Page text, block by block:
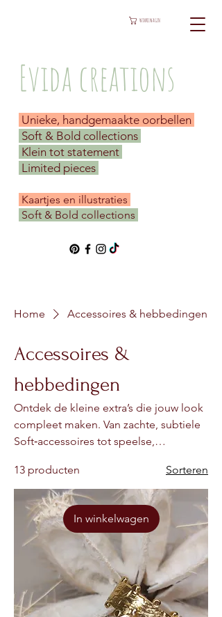
Evida creations
WINKELWAGEN
Unieke, handgemaakte oorbellen
Soft & Bold collections
Klein tot statement
Limited pieces
​ Kaartjes en illustraties
Soft & Bold collections
Home Accessoires & hebbedingen
Accessoires &
hebbedingen
Ontdek de kleine extra’s die jouw look
compleet maken. Van zachte, subtiele
Soft‑accessoires tot speelse,
item draagt dezelfde handgemaakte
Evida‑touch. Licht, uniek en met liefde
gemaakt in kleine oplage. Perfect om
jezelf te verwennen of iemand anders
blij te maken. (Ringen, kettingen,
armbanden, shoppers,
haaraccessoires)
13 producten Sorteren
In winkelwagen